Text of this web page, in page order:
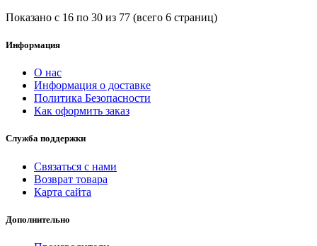
Показано с 16 по 30 из 77 (всего 6 страниц)
Информация
О нас
Информация о доставке
Политика Безопасности
Как оформить заказ
Служба поддержки
Связаться с нами
Возврат товара
Карта сайта
Дополнительно